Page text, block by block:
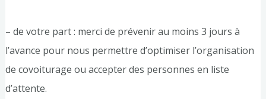
– de votre part : merci de prévenir au moins 3 jours à
l’avance pour nous permettre d’optimiser l’organisation
de covoiturage ou accepter des personnes en liste
d’attente.